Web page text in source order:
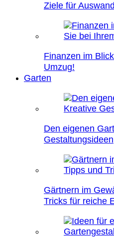
Ziele für
Finanzen im
Umzug!
Garten
Den eigenen
Gestaltungsideen
Gärtnern im
Tricks für reiche